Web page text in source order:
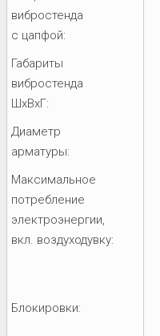
вибростенда
с цапфой:
Габариты
вибростенда
ШхВхГ:
Диаметр
арматуры:
Максимальное
потребление
электроэнергии,
вкл. воздуходувку:
Блокировки: